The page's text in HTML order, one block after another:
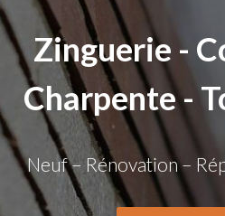
Zinguerie -
Charpente -
Neuf – Rénovation –